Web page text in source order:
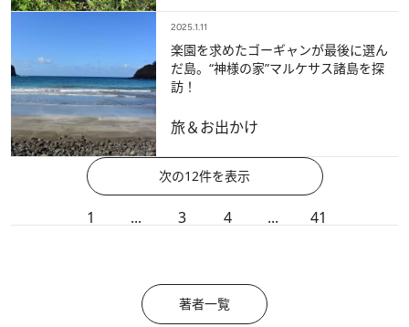
2025.1.11
楽園を求めたゴーギャンが最後に選ん
だ島。“神様の家”マルケサス諸島を探
訪！
旅＆お出かけ
次の12件を表示
1 ... 3 4 ... 41
著者一覧